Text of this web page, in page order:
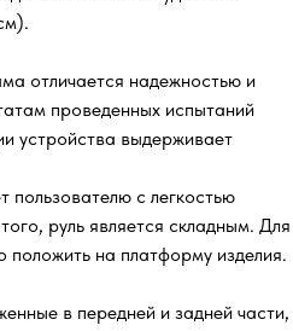
отличается надежностью и
проведенных испытаний
устройства выдерживает
пользователю с легкостью
руль является складным. Для
на платформу изделия.
в передней и задней части,